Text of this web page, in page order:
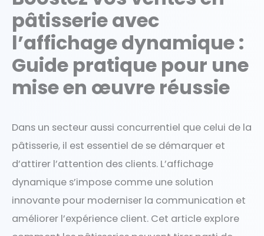
pâtisserie avec
l’affichage dynamique :
Guide pratique pour une
mise en œuvre réussie
Dans un secteur aussi concurrentiel que celui de la
pâtisserie, il est essentiel de se démarquer et
d’attirer l’attention des clients. L’affichage
dynamique s’impose comme une solution
innovante pour moderniser la communication et
améliorer l’expérience client. Cet article explore